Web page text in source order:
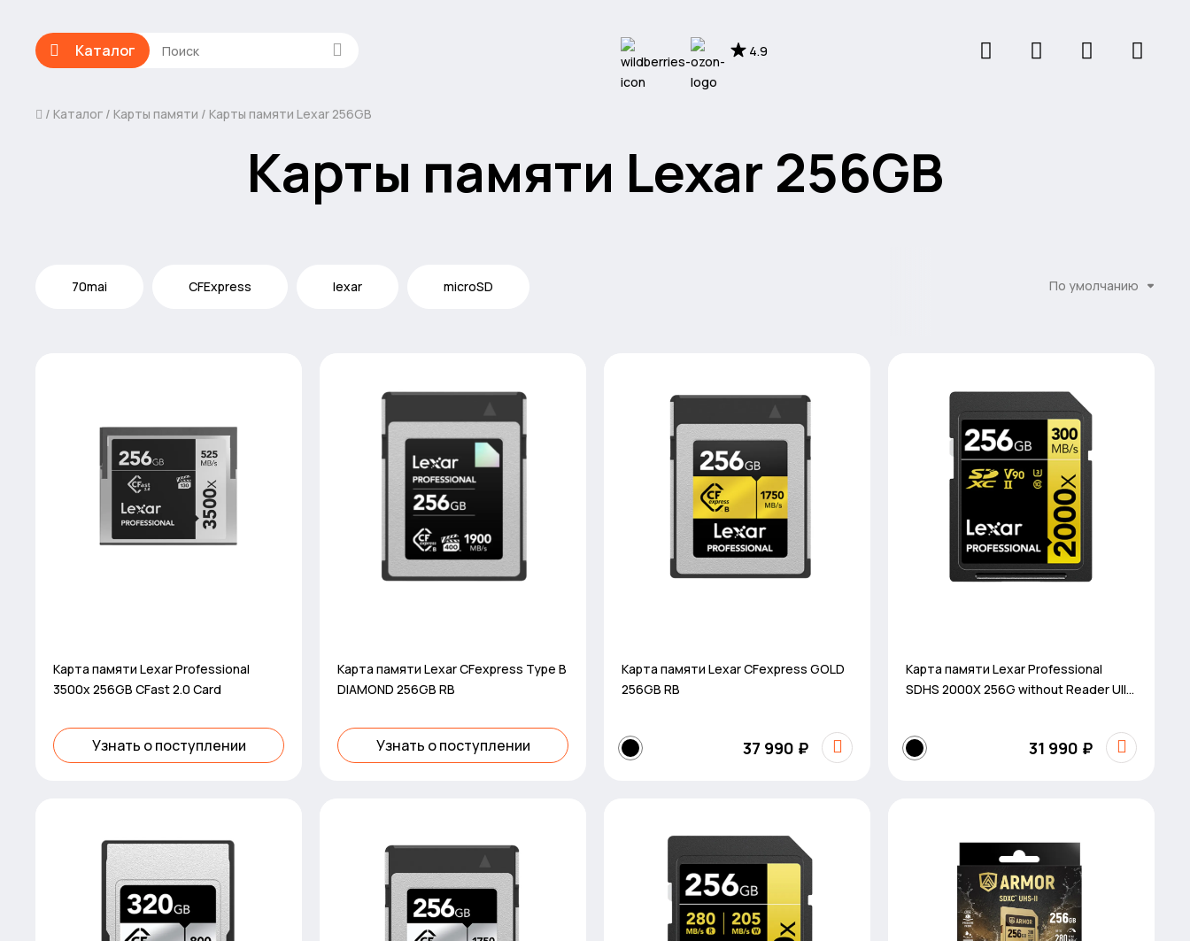
Каталог 4.9
Каталог Карты памяти Карты памяти Lexar 256GB
Карты памяти Lexar 256GB
70mai CFExpress lexar microSD По умолчанию
Карта памяти Lexar Professional
3500x 256GB CFast 2.0 Card
Узнать о поступлении
Карта памяти Lexar CFexpress Type B
DIAMOND 256GB RB
Узнать о поступлении
Карта памяти Lexar CFexpress GOLD
256GB RB
37 990 ₽
Карта памяти Lexar Professional
SDHS 2000X 256G without Reader UII
31 990 ₽